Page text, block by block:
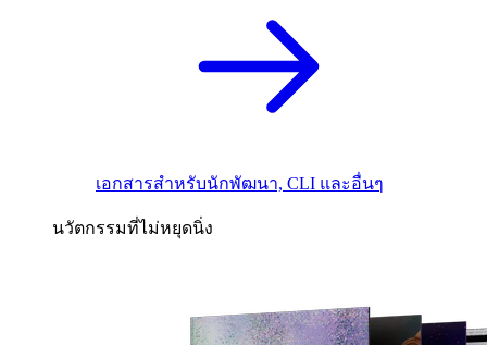
เอกสารสำหรับนักพัฒนา, CLI และอื่นๆ
นวัตกรรมที่ไม่หยุดนิ่ง